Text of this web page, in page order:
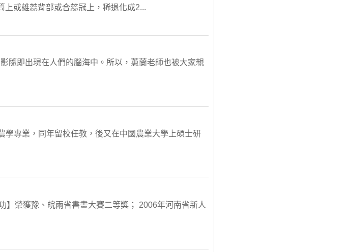
或雄蕊背部或合蕊冠上，稀退化成2...
隨即出現在人們的腦海中。所以，蕙蘭老師也被大家親
專業，同年留校任教，後又在中國農業大學上碩士研
榮獲豫、皖兩省書畫大賽二等獎； 2006年河南省新人